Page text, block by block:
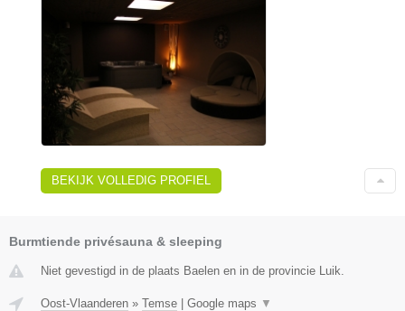
BEKIJK VOLLEDIG PROFIEL
Burmtiende privésauna & sleeping
Niet gevestigd in de plaats Baelen en in de provincie Luik.
Oost-Vlaanderen » Temse Google maps ▼